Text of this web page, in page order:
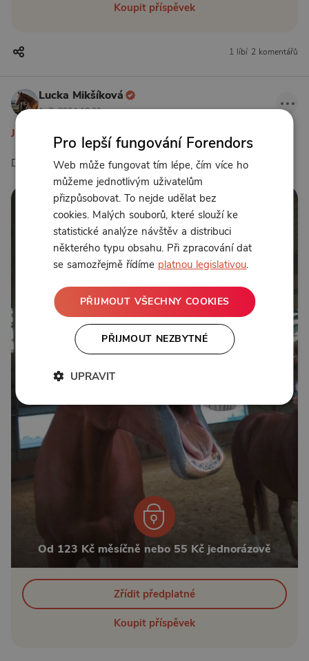
Koupit příspěvek
1 líbí 2 komentářů
Lucka Mikšíková
1. 7. 2024 19:30
Jak začít jezdit sedem 49.
Dýchání
Od 123 Kč měsíčně nebo 55 Kč jednorázově
Zřídit předplatné
Koupit příspěvek
Pro lepší fungování Forendors
Web může fungovat tím lépe, čím více ho
můžeme jednotlivým uživatelům
přizpůsobovat. To nejde udělat bez
cookies. Malých souborů, které slouží ke
statistické analýze návštěv a distribuci
některého typu obsahu. Při zpracování dat
se samozřejmě řídíme platnou legislativou.
PŘIJMOUT VŠECHNY COOKIES
PŘIJMOUT NEZBYTNÉ
UPRAVIT